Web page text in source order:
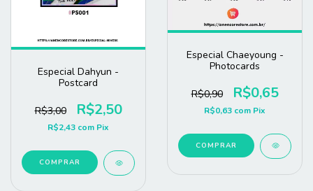
Especial Dahyun -
Postcard
R$3,00 R$2,50
R$2,43 com Pix
COMPRAR
Especial Chaeyoung -
Photocards
R$0,90 R$0,65
R$0,63 com Pix
COMPRAR